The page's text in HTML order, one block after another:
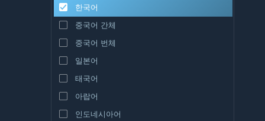
한국어
중국어 간체
중국어 번체
일본어
태국어
아랍어
인도네시아어